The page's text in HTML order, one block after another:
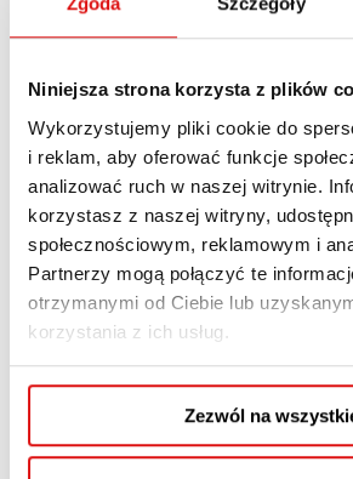
Niniejsza strona korzysta z plików
Wykorzystujemy pliki cookie do
i reklam, aby oferować funkcje
analizować ruch w naszej witrynie.
korzystasz z naszej witryny,
społecznościowym, reklamowym i
Partnerzy mogą połączyć te
otrzymanymi od Ciebie lub
korzystania z ich usług.
Zezwól na
zarządzać organizacjami
Korzyści dla
Zdobądź kompetencje, które
wpływają na rozwój kariery
Ukończenie studiów
Zarządzanie Ochroną
zdobyć wiedzę i umiejętności
przez pracodawców w
Co zyskasz?